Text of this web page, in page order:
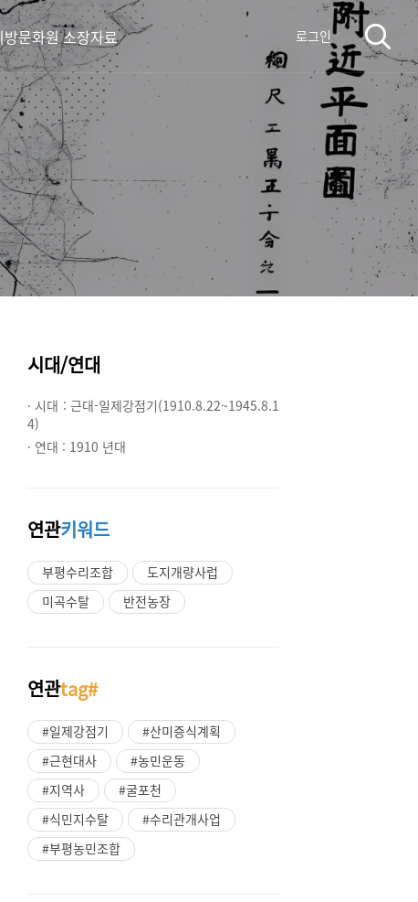
방문화원 소장자료 로그인
시대/연대
· 시대 : 근대-일제강점기(1910.8.22~1945.8.1
4)
· 연대 : 1910 년대
연관키워드
부평수리조합
도지개량사럽
미곡수탈
반전농장
연관tag#
#일제강점기
#산미증식계획
#근현대사
#농민운동
#지역사
#굴포천
#식민지수탈
#수리관개사업
#부평농민조합